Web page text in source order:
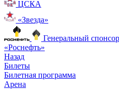
ЦСКА
«Звезда»
Генеральный спонсор
«Роснефть»
Назад
Билеты
Билетная программа
Арена